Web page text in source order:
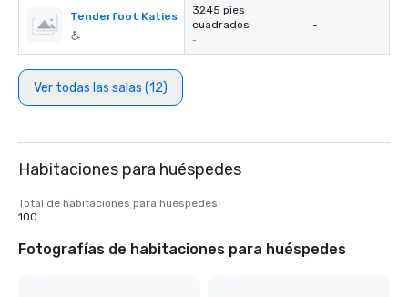
Tenderfoot Katies
3245 pies
cuadrados
-
-
Ver todas las salas (12)
Habitaciones para huéspedes
Total de habitaciones para huéspedes
100
Fotografías de habitaciones para huéspedes